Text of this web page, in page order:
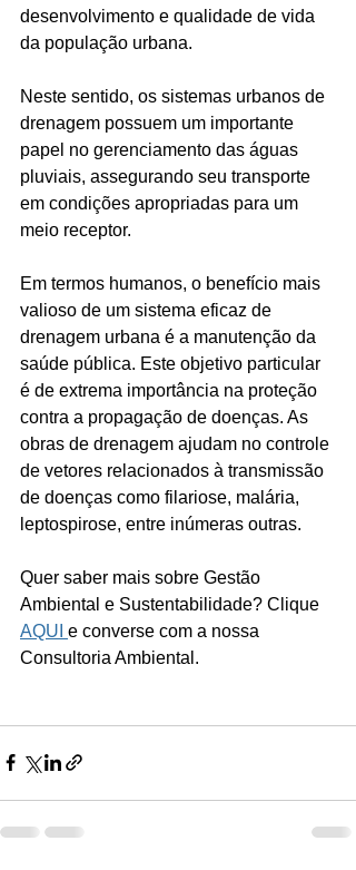
desenvolvimento e qualidade de vida
da população urbana.
Neste sentido, os sistemas urbanos de
drenagem possuem um importante
papel no gerenciamento das águas
pluviais, assegurando seu transporte
em condições apropriadas para um
meio receptor.
Em termos humanos, o benefício mais
valioso de um sistema eficaz de
drenagem urbana é a manutenção da
saúde pública. Este objetivo particular
é de extrema importância na proteção
contra a propagação de doenças. As
obras de drenagem ajudam no controle
de vetores relacionados à transmissão
de doenças como filariose, malária,
leptospirose, entre inúmeras outras.
Quer saber mais sobre Gestão
Ambiental e Sustentabilidade? Clique
AQUI e converse com a nossa
Consultoria Ambiental.